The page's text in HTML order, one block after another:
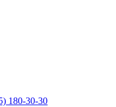
180-30-30